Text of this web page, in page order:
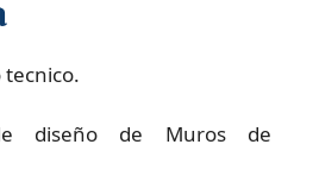
diseño de Muros de